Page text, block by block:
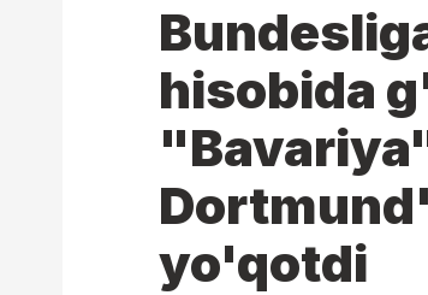
hisobida
yo'qotdi